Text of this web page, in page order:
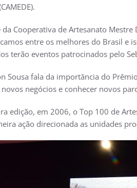
da Cooperativa de Artesanato
entre os melhores do Brasil e
terão eventos patrocinados pelo
Sousa fala da importância do
negócios e conhecer novos
edição, em 2006, o Top 100 de
ação direcionada as unidades